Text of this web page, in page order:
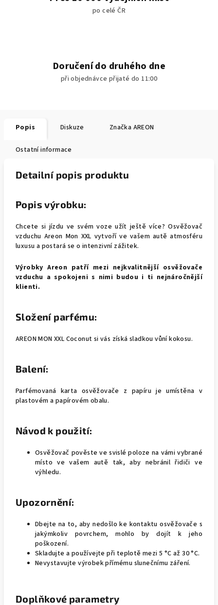
po celé ČR
Doručení do druhého dne
při objednávce přijaté do 11:00
Popis Diskuze Značka AREON
Ostatní informace
Detailní popis produktu
Popis výrobku:
Chcete si jízdu ve svém voze užít ještě více? Osvěžovač
vzduchu Areon Mon XXL vytvoří ve vašem autě atmosféru
luxusu a postará se o intenzivní zážitek.
Výrobky Areon patří mezi nejkvalitnější osvěžovače
vzduchu a spokojeni s nimi budou i ti nejnáročnější
klienti.
Složení parfému:
AREON MON XXL Coconut si vás získá sladkou vůní kokosu.
Balení:
Parfémovaná karta osvěžovače z papíru je umístěna v
plastovém a papírovém obalu.
Návod k použití:
Osvěžovač pověste ve svislé poloze na vámi vybrané
místo ve vašem autě tak, aby nebránil řidiči ve
výhledu.
Upozornění:
Dbejte na to, aby nedošlo ke kontaktu osvěžovače s
jakýmkoliv povrchem, mohlo by dojít k jeho
poškození.
Skladujte a používejte při teplotě mezi 5 °C až 30 °C.
Nevystavujte výrobek přímému slunečnímu záření.
Doplňkové parametry